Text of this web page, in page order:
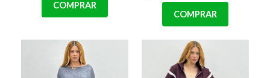
COMPRAR
COMPRAR